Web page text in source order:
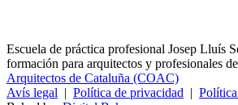
Escuela de práctica profesional Josep Lluís
formación para arquitectos y profesionales
Arquitectos de Cataluña (COAC)
Avís legal | Política de privacidad |